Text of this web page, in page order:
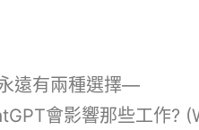
遠有兩種選擇—
會影響那些工作?